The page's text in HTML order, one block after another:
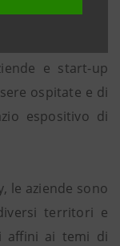
e start-up
ospitate e di
espositivo di
le aziende sono
territori e
affini ai temi di